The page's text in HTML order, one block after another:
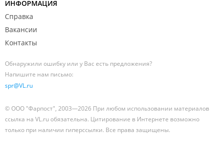
ИНФОРМАЦИЯ
Справка
Вакансии
Контакты
Обнаружили ошибку или у Вас есть предложения?
Напишите нам письмо:
spr@VL.ru
© ООО "Фарпост", 2003—2026 При любом использовании материалов
ссылка на VL.ru обязательна. Цитирование в Интернете возможно
только при наличии гиперссылки. Все права защищены.